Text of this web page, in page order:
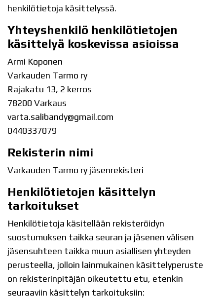
henkilötietoja käsittelyssä.
Yhteyshenkilö henkilötietojen
käsittelyä koskevissa asioissa
Armi Koponen
Varkauden Tarmo ry
Rajakatu 13, 2 kerros
78200 Varkaus
varta.salibandy@gmail.com
0440337079
Rekisterin nimi
Varkauden Tarmo ry jäsenrekisteri
Henkilötietojen käsittelyn
tarkoitukset
Henkilötietoja käsitellään rekisteröidyn
suostumuksen taikka seuran ja jäsenen välisen
jäsensuhteen taikka muun asiallisen yhteyden
perusteella, jolloin lainmukainen käsittelyperuste
on rekisterinpitäjän oikeutettu etu, etenkin
seuraaviin käsittelyn tarkoituksiin: